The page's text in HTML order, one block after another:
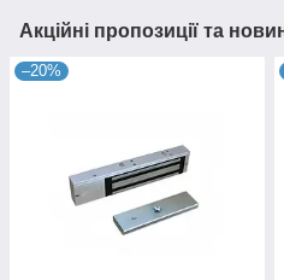
Акційні пропозиції та
–20%